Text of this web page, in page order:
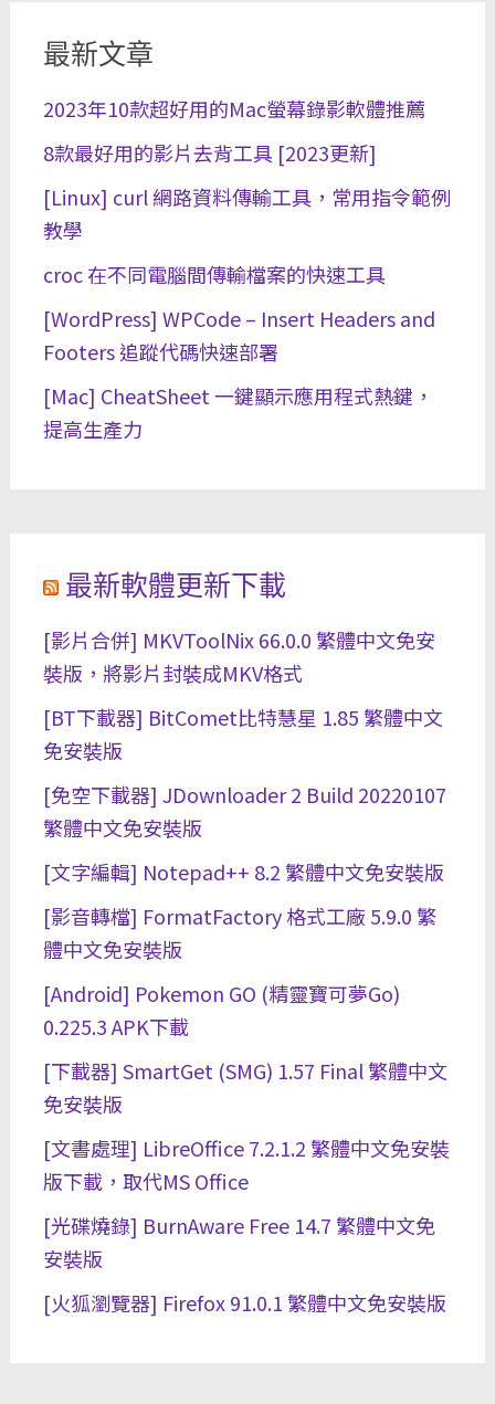
最新文章
2023年10款超好用的Mac螢幕錄影軟體推薦
8款最好用的影片去背工具 [2023更新]
[Linux] curl 網路資料傳輸工具，常用指令範例
教學
croc 在不同電腦間傳輸檔案的快速工具
[WordPress] WPCode – Insert Headers and
Footers 追蹤代碼快速部署
[Mac] CheatSheet 一鍵顯示應用程式熱鍵，
提高生產力
最新軟體更新下載
[影片合併] MKVToolNix 66.0.0 繁體中文免安
裝版，將影片封裝成MKV格式
[BT下載器] BitComet比特慧星 1.85 繁體中文
免安裝版
[免空下載器] JDownloader 2 Build 20220107
繁體中文免安裝版
[文字編輯] Notepad++ 8.2 繁體中文免安裝版
[影音轉檔] FormatFactory 格式工廠 5.9.0 繁
體中文免安裝版
[Android] Pokemon GO (精靈寶可夢Go)
0.225.3 APK下載
[下載器] SmartGet (SMG) 1.57 Final 繁體中文
免安裝版
[文書處理] LibreOffice 7.2.1.2 繁體中文免安裝
版下載，取代MS Office
[光碟燒錄] BurnAware Free 14.7 繁體中文免
安裝版
[火狐瀏覽器] Firefox 91.0.1 繁體中文免安裝版